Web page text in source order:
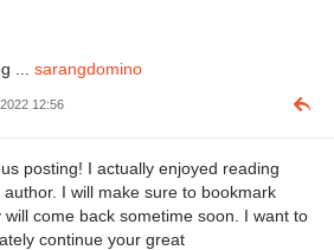
... sarangdomino
12:56
posting! I actually enjoyed reading
I will make sure to bookmark
come back sometime soon. I want to
continue your great